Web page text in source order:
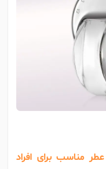
LANCOME HYPNOSE-9 عطر مناسب برای افراد